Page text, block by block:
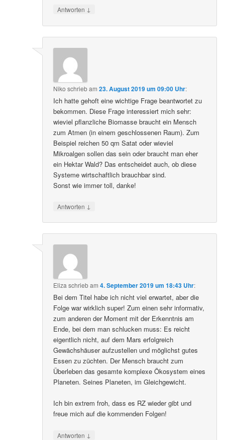
Antworten ↓
Niko schriebam23. August 2019 um 09:00 Uhr:
Ich hatte gehoft eine wichtige Frage beantwortet zu
bekommen. Diese Frage interessiert mich sehr:
wieviel pflanzliche Biomasse braucht ein Mensch
zum Atmen (in einem geschlossenen Raum). Zum
Beispiel reichen 50 qm Satat oder wieviel
Mikroalgen sollen das sein oder braucht man eher
ein Hektar Wald? Das entscheidet auch, ob diese
Systeme wirtschaftlich brauchbar sind.
Sonst wie immer toll, danke!
Antworten ↓
Eliza schriebam4. September 2019 um 18:43 Uhr:
Bei dem Titel habe ich nicht viel erwartet, aber die
Folge war wirklich super! Zum einen sehr informativ,
zum anderen der Moment mit der Erkenntnis am
Ende, bei dem man schlucken muss: Es reicht
eigentlich nicht, auf dem Mars erfolgreich
Gewächshäuser aufzustellen und möglichst gutes
Essen zu züchten. Der Mensch braucht zum
Überleben das gesamte komplexe Ökosystem eines
Planeten. Seines Planeten, im Gleichgewicht.
Ich bin extrem froh, dass es RZ wieder gibt und
freue mich auf die kommenden Folgen!
Antworten ↓